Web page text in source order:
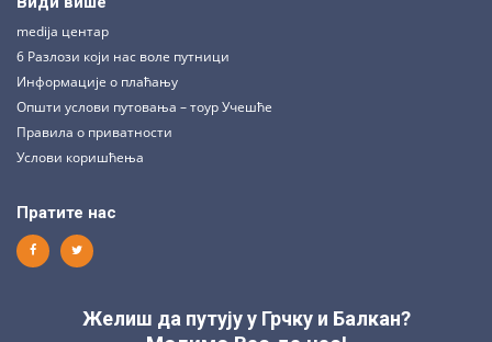
medija центар
6 Разлози који нас воле путници
Информације о плаћању
Општи услови путовања – тоур Учешће
Правила о приватности
Услови коришћења
Пратите нас
Желиш да путују у Грчку и Балкан?